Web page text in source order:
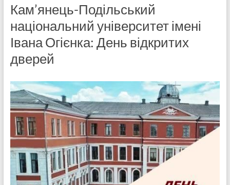
Кам’янець-Подільський
національний університет імені
Івана Огієнка: День відкритих
дверей